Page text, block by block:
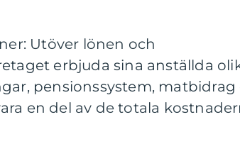
Utöver lönen och
erbjuda sina anställda
pensionssystem, matbidrag
en del av de totala